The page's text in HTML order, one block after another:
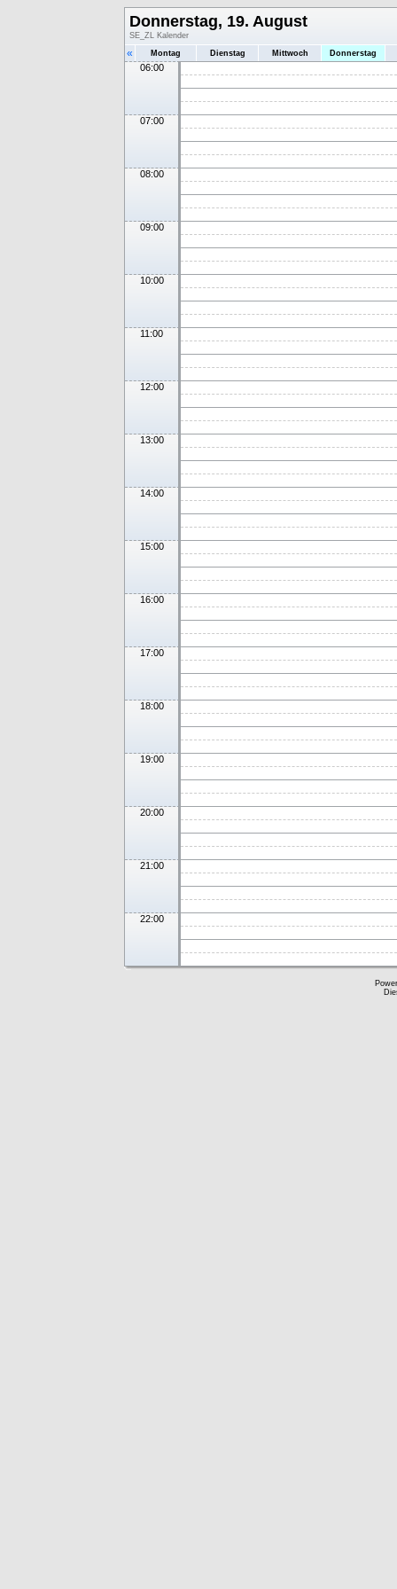
Donnerstag, 19. August
SE_ZL Kalender
« Montag Dienstag Mittwoch Donnerstag
06:00
07:00
08:00
09:00
10:00
11:00
12:00
13:00
14:00
15:00
16:00
17:00
18:00
19:00
20:00
21:00
22:00